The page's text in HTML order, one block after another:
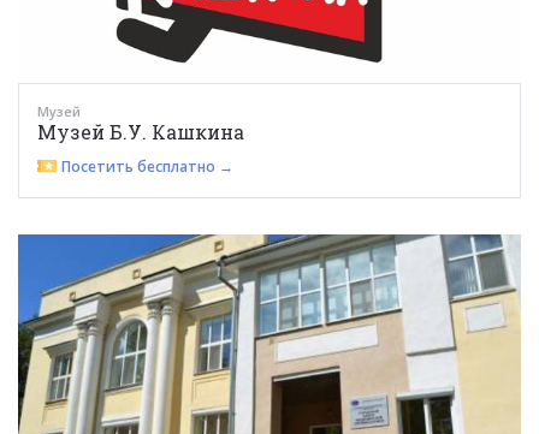
Музей
Музей Б.У. Кашкина
Посетить бесплатно →